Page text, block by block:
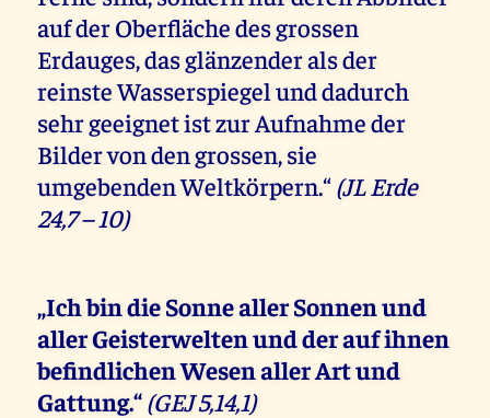
auf der Oberfläche des grossen
Erdauges, das glänzender als der
reinste Wasserspiegel und dadurch
sehr geeignet ist zur Aufnahme der
Bilder von den grossen, sie
umgebenden Weltkörpern.“(JL Erde
24,7 – 10)
„Ich bin die Sonne aller Sonnen und
aller Geisterwelten und der auf ihnen
befindlichen Wesen aller Art und
Gattung.“(GEJ 5,14,1)